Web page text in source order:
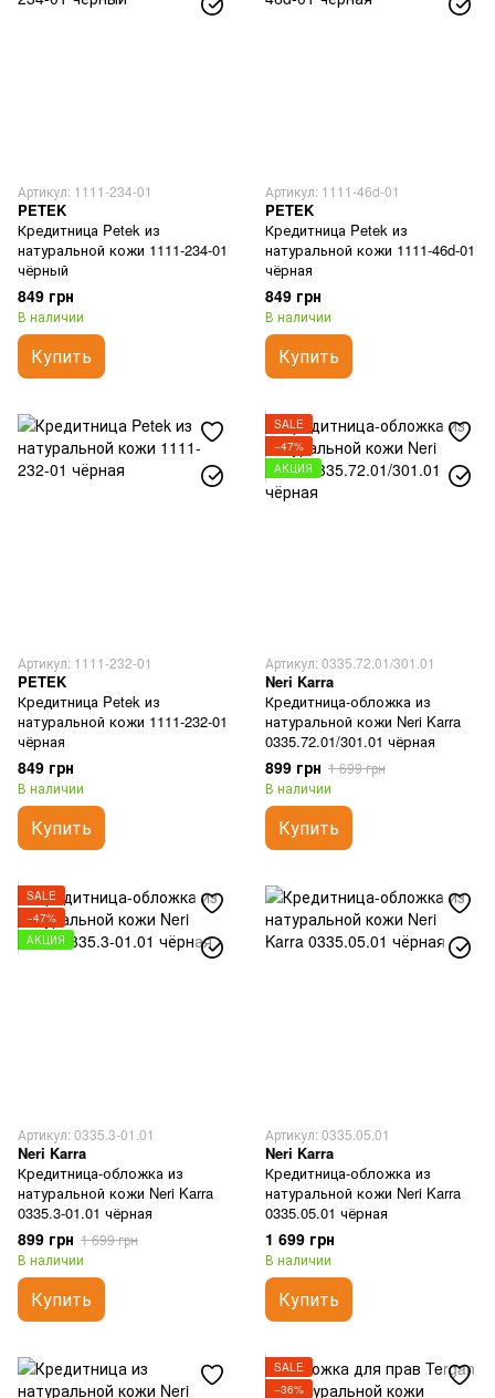
Артикул: 1111-234-01
PETEK
Кредитница Petek из
натуральной кожи 1111-234-01
чёрный
849 грн
В наличии
Купить
Артикул: 1111-46d-01
PETEK
Кредитница Petek из
натуральной кожи 1111-46d-01
чёрная
849 грн
В наличии
Купить
Артикул: 1111-232-01
PETEK
Кредитница Petek из
натуральной кожи 1111-232-01
чёрная
849 грн
В наличии
Купить
SALE
−47%
АКЦИЯ
Артикул: 0335.72.01/301.01
Neri Karra
Кредитница-обложка из
натуральной кожи Neri Karra
0335.72.01/301.01 чёрная
899 грн 1 699 грн
В наличии
Купить
SALE
−47%
АКЦИЯ
Артикул: 0335.3-01.01
Neri Karra
Кредитница-обложка из
натуральной кожи Neri Karra
0335.3-01.01 чёрная
899 грн 1 699 грн
В наличии
Купить
Артикул: 0335.05.01
Neri Karra
Кредитница-обложка из
натуральной кожи Neri Karra
0335.05.01 чёрная
1 699 грн
В наличии
Купить
SALE
−36%